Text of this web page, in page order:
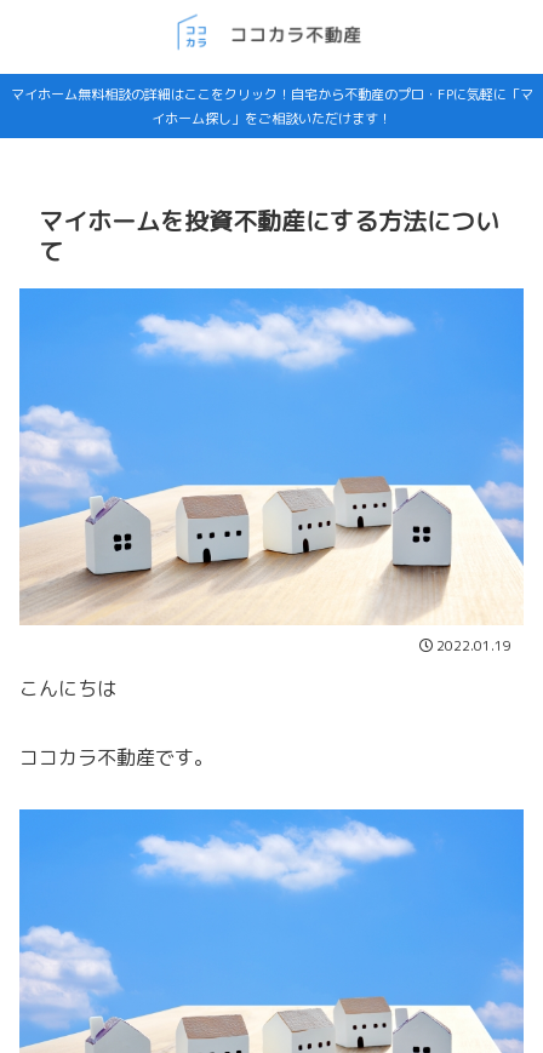
マイホーム無料相談の詳細はここをクリック！自宅から不動産のプロ・FPに気軽に「マ
イホーム探し」をご相談いただけます！
マイホームを投資不動産にする方法につい
て
2022.01.19
こんにちは
ココカラ不動産です。